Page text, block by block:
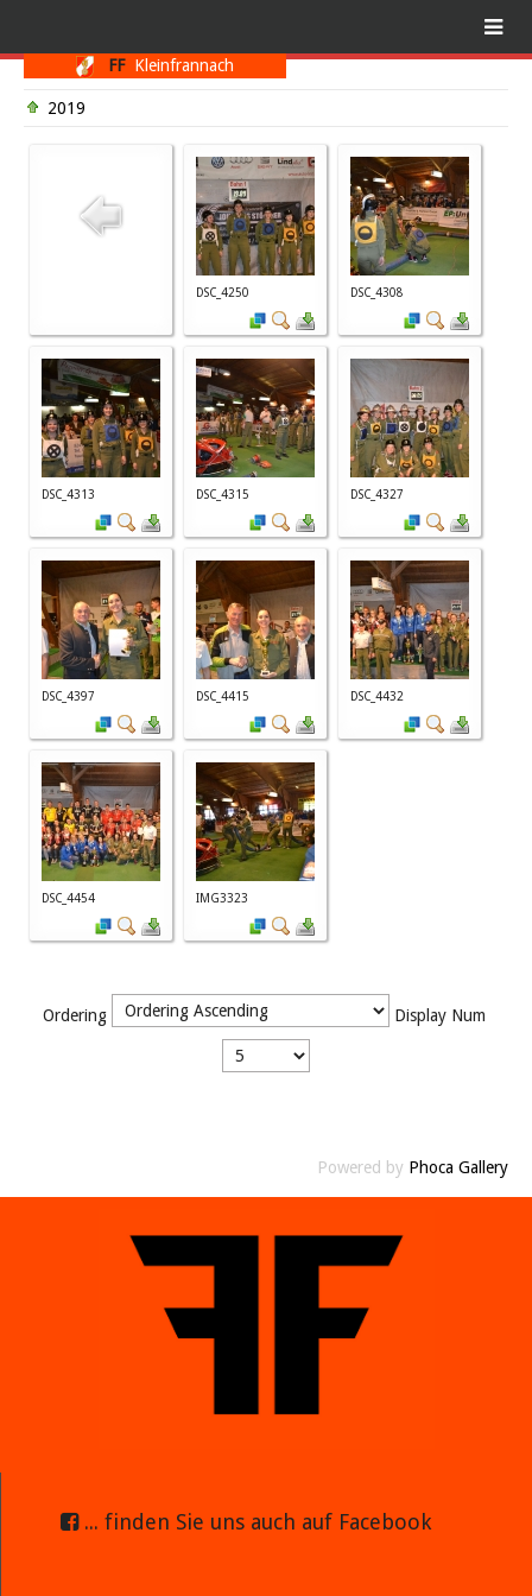
FF Kleinfrannach
2019
DSC_4250 DSC_4308
DSC_4313 DSC_4315 DSC_4327
DSC_4397 DSC_4415 DSC_4432
DSC_4454 IMG3323
Ordering Display Num
Powered by Phoca Gallery
... finden Sie uns auch auf Facebook